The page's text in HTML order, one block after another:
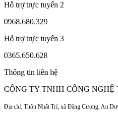
Hỗ trợ trực tuyến 2
0968.680.329
Hỗ trợ trực tuyến 3
0365.650.628
Thông tin liên hệ
CÔNG TY TNHH CÔNG NGHỆ
Địa chỉ: Thôn Nhất Trí, xã Đặng Cương, An